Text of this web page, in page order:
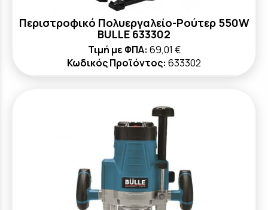
Περιστροφικό Πολυεργαλείο-Ρούτερ 550W
BULLE 633302
Τιμή με ΦΠΑ: 69,01 €
Κωδικός Προϊόντος: 633302